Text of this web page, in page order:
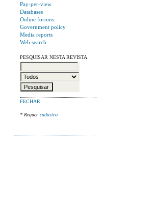
Pay-per-view
Databases
Online forums
Government policy
Media reports
Web search
PESQUISAR NESTA REVISTA
FECHAR
* Requer cadastro